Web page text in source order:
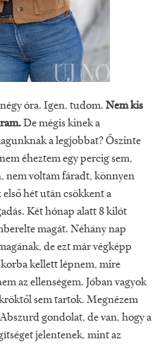
óra. Igen, tudom. Nem kis
De mégis kinek a
a legjobbat? Őszinte
éheztem egy percig sem,
nem voltam fáradt, könnyen
hét után csökkent a
Két hónap alatt 8 kilót
magát. Néhány nap
de ezt már végképp
kellett lépnem, mire
az ellenségem. Jóban vagyok
sem tartok. Megnézem
gondolat, de van, hogy a
jelentenek, mint az